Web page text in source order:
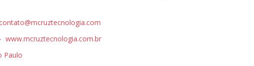
Paulo